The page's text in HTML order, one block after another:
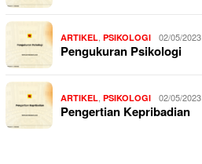
ARTIKEL PSIKOLOGI 02/05/2023
Pengukuran Psikologi
ARTIKEL PSIKOLOGI 02/05/2023
Pengertian Kepribadian